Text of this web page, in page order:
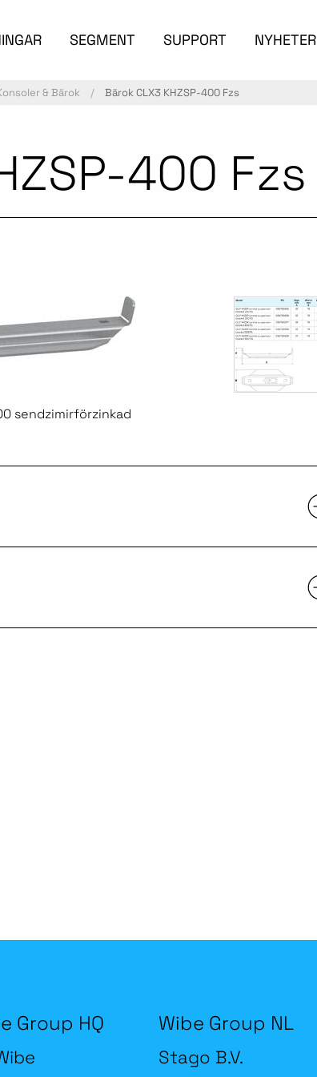
SEGMENT SUPPORT NYHETER
& Bärok Bärok CLX3 KHZSP-400 Fzs
400 Fzs
sendzimirförzinkad
Group HQ Wibe Group NL
Stago B.V.